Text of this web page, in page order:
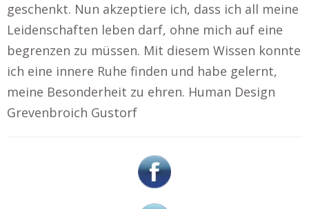
geschenkt. Nun akzeptiere ich, dass ich all meine
Leidenschaften leben darf, ohne mich auf eine
begrenzen zu müssen. Mit diesem Wissen konnte
ich eine innere Ruhe finden und habe gelernt,
meine Besonderheit zu ehren. Human Design
Grevenbroich Gustorf